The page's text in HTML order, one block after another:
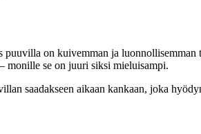
on kuivemman ja
monille se on juuri siksi mieluisampi.
saadakseen aikaan kankaan, joka